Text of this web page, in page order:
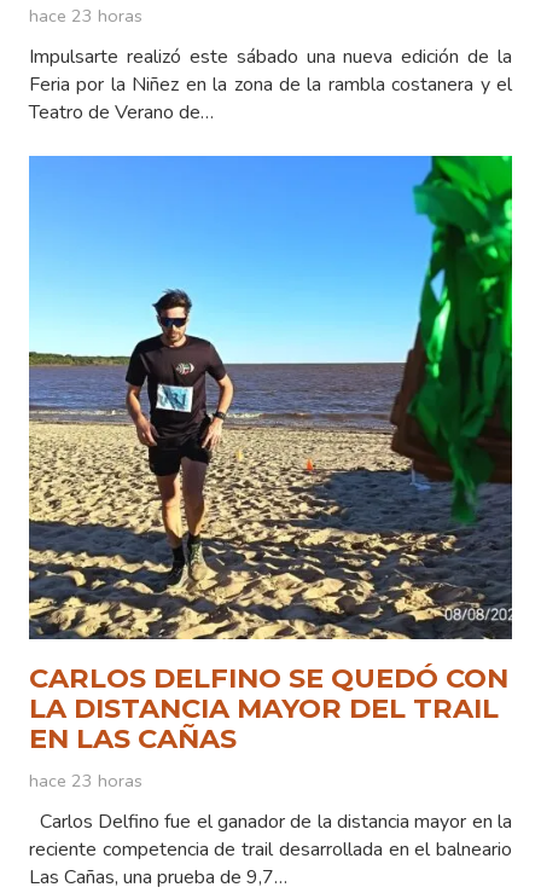
hace 23 horas
Impulsarte realizó este sábado una nueva edición de la
Feria por la Niñez en la zona de la rambla costanera y el
Teatro de Verano de…
CARLOS DELFINO SE QUEDÓ CON
LA DISTANCIA MAYOR DEL TRAIL
EN LAS CAÑAS
hace 23 horas
Carlos Delfino fue el ganador de la distancia mayor en la
reciente competencia de trail desarrollada en el balneario
Las Cañas, una prueba de 9,7…